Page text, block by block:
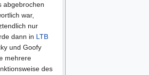
abgebrochen
war,
nur
dann in LTB
und Goofy
mehrere
des